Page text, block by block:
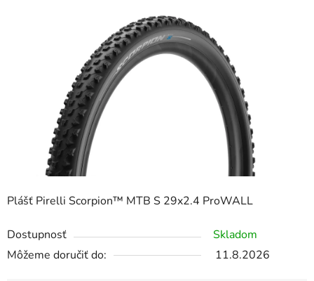
Plášť Pirelli Scorpion™ MTB S 29x2.4 ProWALL
Dostupnosť
Skladom
Môžeme doručiť do:
11.8.2026